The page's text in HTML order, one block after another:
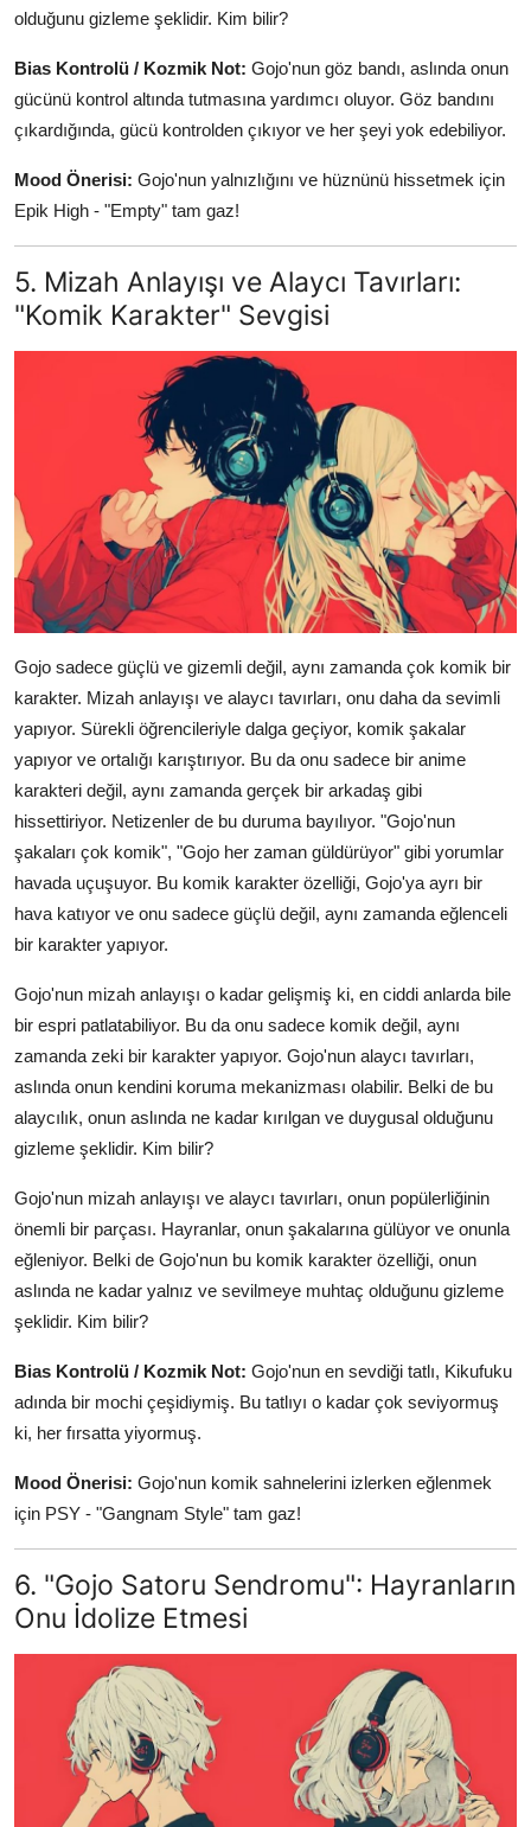
olduğunu gizleme şeklidir. Kim bilir?
Bias Kontrolü / Kozmik Not: Gojo'nun göz bandı, aslında onun
gücünü kontrol altında tutmasına yardımcı oluyor. Göz bandını
çıkardığında, gücü kontrolden çıkıyor ve her şeyi yok edebiliyor.
Mood Önerisi: Gojo'nun yalnızlığını ve hüznünü hissetmek için
Epik High - "Empty" tam gaz!
5. Mizah Anlayışı ve Alaycı Tavırları:
"Komik Karakter" Sevgisi
Gojo sadece güçlü ve gizemli değil, aynı zamanda çok komik bir
karakter. Mizah anlayışı ve alaycı tavırları, onu daha da sevimli
yapıyor. Sürekli öğrencileriyle dalga geçiyor, komik şakalar
yapıyor ve ortalığı karıştırıyor. Bu da onu sadece bir anime
karakteri değil, aynı zamanda gerçek bir arkadaş gibi
hissettiriyor. Netizenler de bu duruma bayılıyor. "Gojo'nun
şakaları çok komik", "Gojo her zaman güldürüyor" gibi yorumlar
havada uçuşuyor. Bu komik karakter özelliği, Gojo'ya ayrı bir
hava katıyor ve onu sadece güçlü değil, aynı zamanda eğlenceli
bir karakter yapıyor.
Gojo'nun mizah anlayışı o kadar gelişmiş ki, en ciddi anlarda bile
bir espri patlatabiliyor. Bu da onu sadece komik değil, aynı
zamanda zeki bir karakter yapıyor. Gojo'nun alaycı tavırları,
aslında onun kendini koruma mekanizması olabilir. Belki de bu
alaycılık, onun aslında ne kadar kırılgan ve duygusal olduğunu
gizleme şeklidir. Kim bilir?
Gojo'nun mizah anlayışı ve alaycı tavırları, onun popülerliğinin
önemli bir parçası. Hayranlar, onun şakalarına gülüyor ve onunla
eğleniyor. Belki de Gojo'nun bu komik karakter özelliği, onun
aslında ne kadar yalnız ve sevilmeye muhtaç olduğunu gizleme
şeklidir. Kim bilir?
Bias Kontrolü / Kozmik Not: Gojo'nun en sevdiği tatlı, Kikufuku
adında bir mochi çeşidiymiş. Bu tatlıyı o kadar çok seviyormuş
ki, her fırsatta yiyormuş.
Mood Önerisi: Gojo'nun komik sahnelerini izlerken eğlenmek
için PSY - "Gangnam Style" tam gaz!
6. "Gojo Satoru Sendromu": Hayranların
Onu İdolize Etmesi